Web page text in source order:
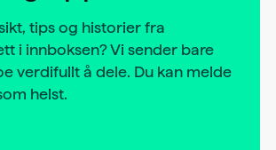
tips og historier fra
i innboksen? Vi sender bare
verdifullt å dele. Du kan melde
helst.